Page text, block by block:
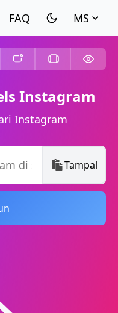
MS
Instagram
Instagram
Tampal